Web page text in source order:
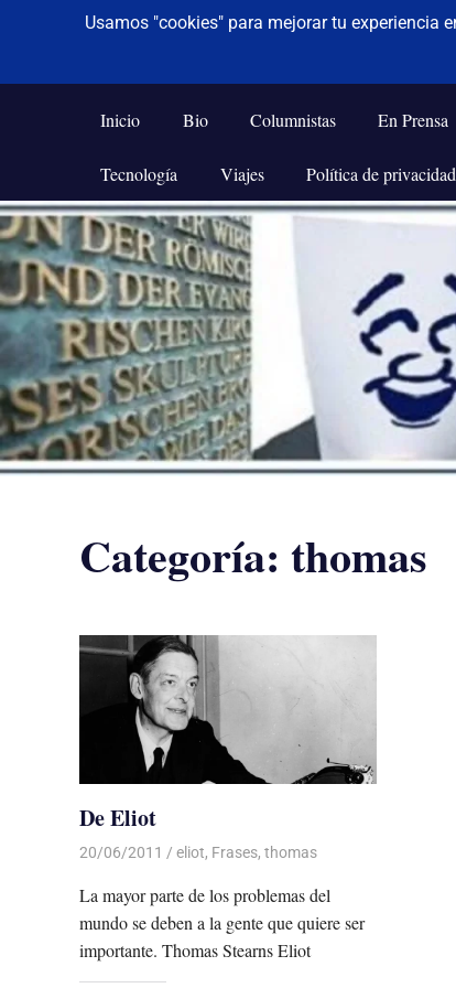
Saltar
al
contenido
De todo un poco
Frases,
Humor,
Tecnología
y
Viajes
Inicio Bio Columnistas En Prensa
Tecnología Viajes Política de privacidad
Categoría: thomas
De Eliot
20/06/2011 Luis Castellanos
eliot, Frases, thomas
La mayor parte de los problemas del
mundo se deben a la gente que quiere ser
importante. Thomas Stearns Eliot